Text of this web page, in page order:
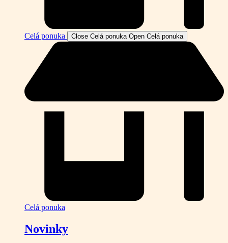
Celá ponuka Close Celá ponuka Open Celá ponuka
Celá ponuka
Novinky